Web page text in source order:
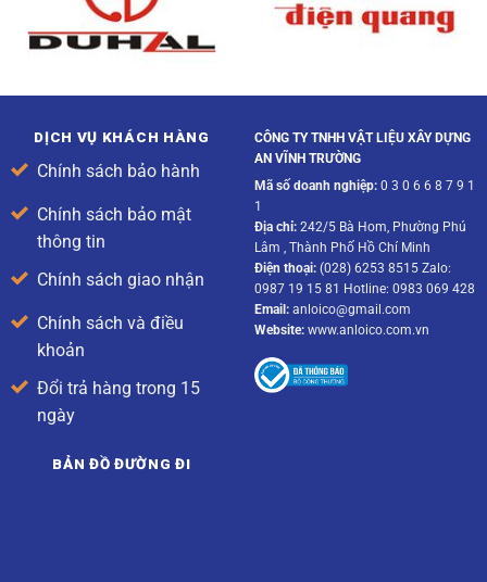
DỊCH VỤ KHÁCH HÀNG
Chính sách bảo hành
Chính sách bảo mật
thông tin
Chính sách giao nhận
Chính sách và điều
khoản
Đổi trả hàng trong 15
ngày
CÔNG TY TNHH VẬT LIỆU XÂY DỰNG
AN VĨNH TRƯỜNG
Mã số doanh nghiệp:0 3 0 6 6 8 7 9 1
1
Địa chỉ:242/5 Bà Hom, Phường Phú
Lâm , Thành Phố Hồ Chí Minh
Điện thoại:(028) 6253 8515 Zalo:
0987 19 15 81 Hotline: 0983 069 428
Email:anloico@gmail.com
Website:www.anloico.com.vn
BẢN ĐỒ ĐƯỜNG ĐI